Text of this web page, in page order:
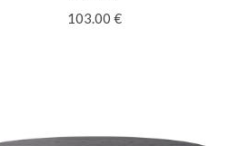
103.00 €